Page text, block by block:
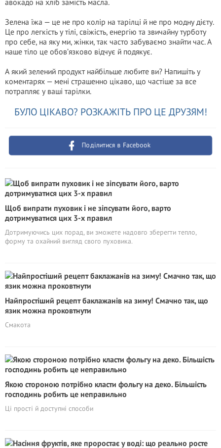
авокадо на хліб замість масла.
Зелена їжа — це не про колір на тарілці й не про модну дієту.
Це про легкість у тілі, свіжість, енергію та звичайну турботу
про себе, на яку ми, жінки, так часто забуваємо знайти час. А
наше тіло це обов’язково відчує й подякує.
А який зелений продукт найбільше любите ви? Напишіть у
коментарях — мені страшенно цікаво, що частіше за все
потрапляє у ваші тарілки.
БУЛО ЦІКАВО? РОЗКАЖІТЬ ПРО ЦЕ ДРУЗЯМ!
Поділитися в Facebook
Щоб випрати пуховик і не зіпсувати його, варто
дотримуватися цих 3-х правил
Дотримуючись цих порад, ви зможете надовго зберегти тепло,
форму та охайний вигляд свого пуховика.
Найпростіший рецепт баклажанів на зиму! Смачно так, що
язик можна проковтнути
Смакота
Якою стороною потрібно класти фольгу на деко. Більшість
господинь робить це неправильно
Ці прості й доступні способи